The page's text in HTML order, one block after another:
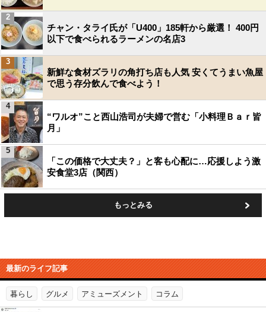
チャン・タライ氏が「U400」185軒から厳選！ 400円
以下で食べられるラーメンの名店3
2
新鮮な食材ズラリの角打ち店も人気 安くてうまい魚屋
で思う存分飲んで食べよう！
3
“ワルオ”こと西山浩司が夫婦で営む「小料理Ｂａｒ皆
月」
4
「この価格で大丈夫？」と客も心配に…応援しよう激
安食堂3店（関西）
5
もっとみる
最新のライフ記事
暮らし グルメ アミューズメント コラム